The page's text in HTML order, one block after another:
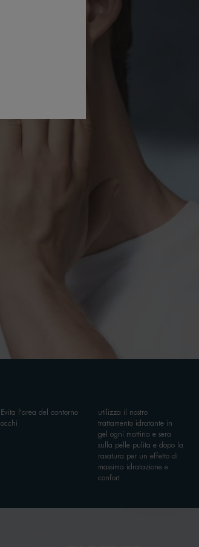
Evita l'area del contorno
occhi
utilizza il nostro
trattamento idratante in
gel ogni mattina e sera
sulla pelle pulita e dopo la
rasatura per un effetto di
massima idratazione e
confort